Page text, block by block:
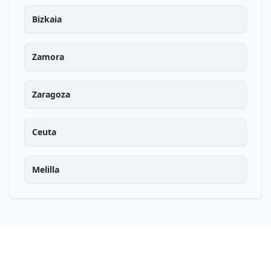
Bizkaia
Zamora
Zaragoza
Ceuta
Melilla